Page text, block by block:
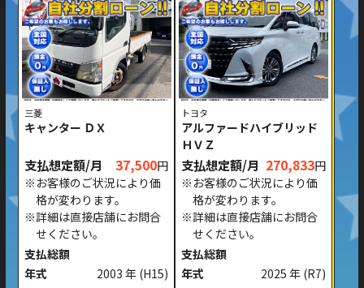
三菱
キャンター ＤＸ
支払想定額/月 37,500円
※お客様のご状況により価
格が変わります。
※詳細は直接店舗にお問合
せください。
支払総額
年式
2003 年 (H15)
トヨタ
アルファードハイブリッド
ＨＶＺ
支払想定額/月 270,833円
※お客様のご状況により価
格が変わります。
※詳細は直接店舗にお問合
せください。
支払総額
年式
2025 年 (R7)